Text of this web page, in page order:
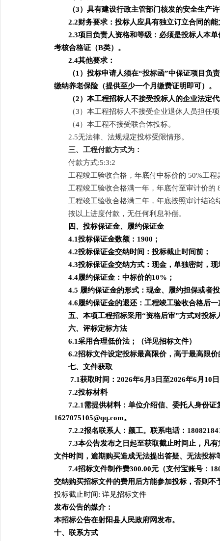
（3）具有建设行政主管部门核发的安全生产
2.2财务要求：投标人应具有独立订立合同的
2.3项目负责人资格和等级：必须是投标人本
考核合格证（B类）。
2.4其他要求：
（1 ）投标申请人须在“投标函”中保证项目负
缴纳养老保险（提供至少一个月缴费证明即可）。
（2）本工程招标人不接受投标人的企业法定
（3）本工程招标人不接受企业退休人员担任
（4）本工程不接受联合体投标。
2.5无法律、法规规定投标受限情形。
三、工程付款方式为：
付款方式:5:3:2
工程竣工验收合格，年底付中标价的 50%工程
工程竣工验收合格满一年，年底付至审计价的
工程竣工验收合格满二年，年底按照审计结论
按以上进度付款，无任何利息补偿。
四、投标保证金、履约保证金
4.1投标保证金数额：1900；
4.2投标保证金交纳时间：投标截止时间前；
4.3投标保证金交纳方式：现金，单独密封，
4.4履约保证金：中标价的10%；
4.5 履约保证金的形式：现金、履约担保或者
4.6履约保证金的退还：工程竣工验收合格后
五、本项工程招标采用“资格后审”方式对投标
六、评标定标方法
6.1采用合理低价法；（详见招标文件）
6.2招标文件设定投标最高限价，高于最高限
七、文件获取
7.1获取时间：2026年6月3日至2026年6月10
7.2投标材料
7.2.1需提供材料：单位介绍信、委托人身份
1627075105@qq.com。
7.2.2报名联系人：颜工。联系电话：
7.3本公告发布之日起至获取截止时间止，凡
文件时间，逾期购买造成无法提出答疑、无法投标
7.4招标文件制作费300.00元（支付宝账号：
交纳购买招标文件的费用后方能参加投标，否则不
投标截止时间: 详见招标文件
发布公告的媒介：
本招标公告在射阳县人民政府网发布。
十、联系方式